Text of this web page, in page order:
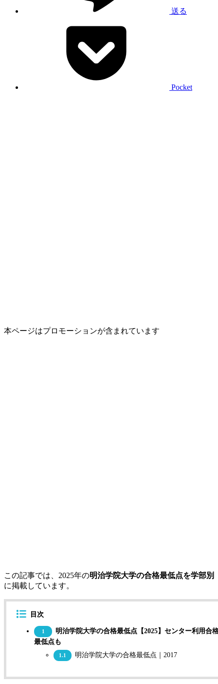
送る
Pocket
本ページはプロモーションが含まれています
この記事では、2025年の明治学院大学の合格最低点を学部別
に掲載しています。
目次
1
明治学院大学の合格最低点【2025】センター利用合
最低点も
1.1 明治学院大学の合格最低点｜2017